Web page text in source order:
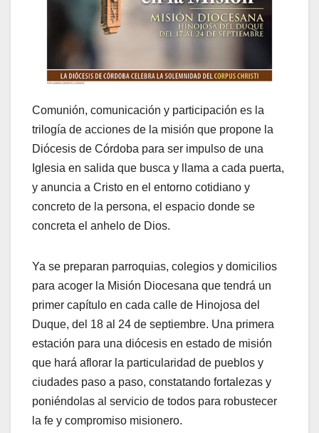
Comunión, comunicación y participación es la
trilogía de acciones de la misión que propone la
Diócesis de Córdoba para ser impulso de una
Iglesia en salida que busca y llama a cada puerta,
y anuncia a Cristo en el entorno cotidiano y
concreto de la persona, el espacio donde se
concreta el anhelo de Dios.
Ya se preparan parroquias, colegios y domicilios
para acoger la Misión Diocesana que tendrá un
primer capítulo en cada calle de Hinojosa del
Duque, del 18 al 24 de septiembre. Una primera
estación para una diócesis en estado de misión
que hará aflorar la particularidad de pueblos y
ciudades paso a paso, constatando fortalezas y
poniéndolas al servicio de todos para robustecer
la fe y compromiso misionero.